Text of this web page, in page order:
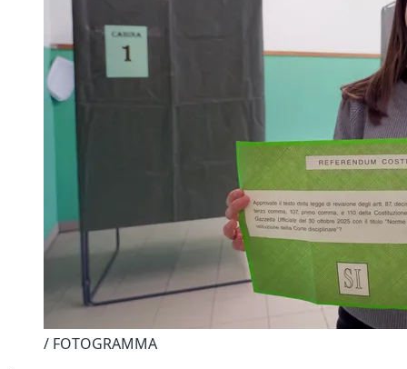
/ FOTOGRAMMA